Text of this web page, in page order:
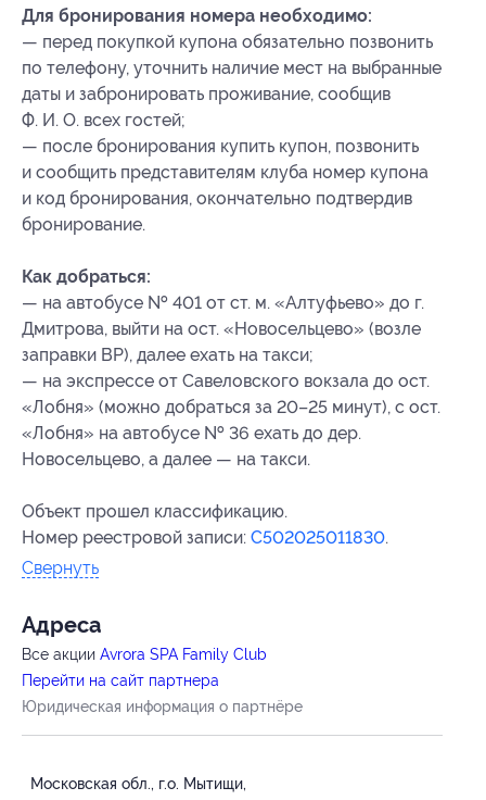
Для бронирования номера необходимо:
— перед покупкой купона обязательно позвонить
по телефону, уточнить наличие мест на выбранные
даты и забронировать проживание, сообщив
Ф. И. О. всех гостей;
— после бронирования купить купон, позвонить
и сообщить представителям клуба номер купона
и код бронирования, окончательно подтвердив
бронирование.
Как добраться:
— на автобусе № 401 от ст. м. «Алтуфьево» до г.
Дмитрова, выйти на ост. «Новосельцево» (возле
заправки BP), далее ехать на такси;
— на экспрессе от Савеловского вокзала до ост.
«Лобня» (можно добраться за 20–25 минут), с ост.
«Лобня» на автобусе № 36 ехать до дер.
Новосельцево, а далее — на такси.
Объект прошел классификацию.
Номер реестровой записи: С502025011830.
Свернуть
Адресa
Все акции Avrora SPA Family Club
Перейти на сайт партнера
Юридическая информация о партнёре
Московская обл., г.о. Мытищи,